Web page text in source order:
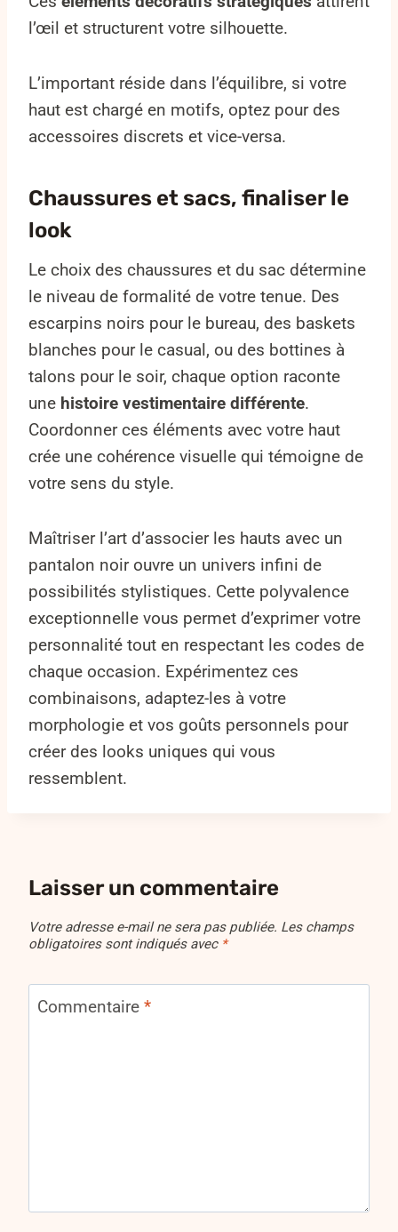
l’œil et structurent votre silhouette.
L’important réside dans l’équilibre, si votre
haut est chargé en motifs, optez pour des
accessoires discrets et vice-versa.
Chaussures et sacs, finaliser le
look
Le choix des chaussures et du sac détermine
le niveau de formalité de votre tenue. Des
escarpins noirs pour le bureau, des baskets
blanches pour le casual, ou des bottines à
talons pour le soir, chaque option raconte
une histoire vestimentaire différente.
Coordonner ces éléments avec votre haut
crée une cohérence visuelle qui témoigne de
votre sens du style.
Maîtriser l’art d’associer les hauts avec un
pantalon noir ouvre un univers infini de
possibilités stylistiques. Cette polyvalence
exceptionnelle vous permet d’exprimer votre
personnalité tout en respectant les codes de
chaque occasion. Expérimentez ces
combinaisons, adaptez-les à votre
morphologie et vos goûts personnels pour
créer des looks uniques qui vous
ressemblent.
Laisser un commentaire
Votre adresse e-mail ne sera pas publiée. Les champs
obligatoires sont indiqués avec *
Commentaire *